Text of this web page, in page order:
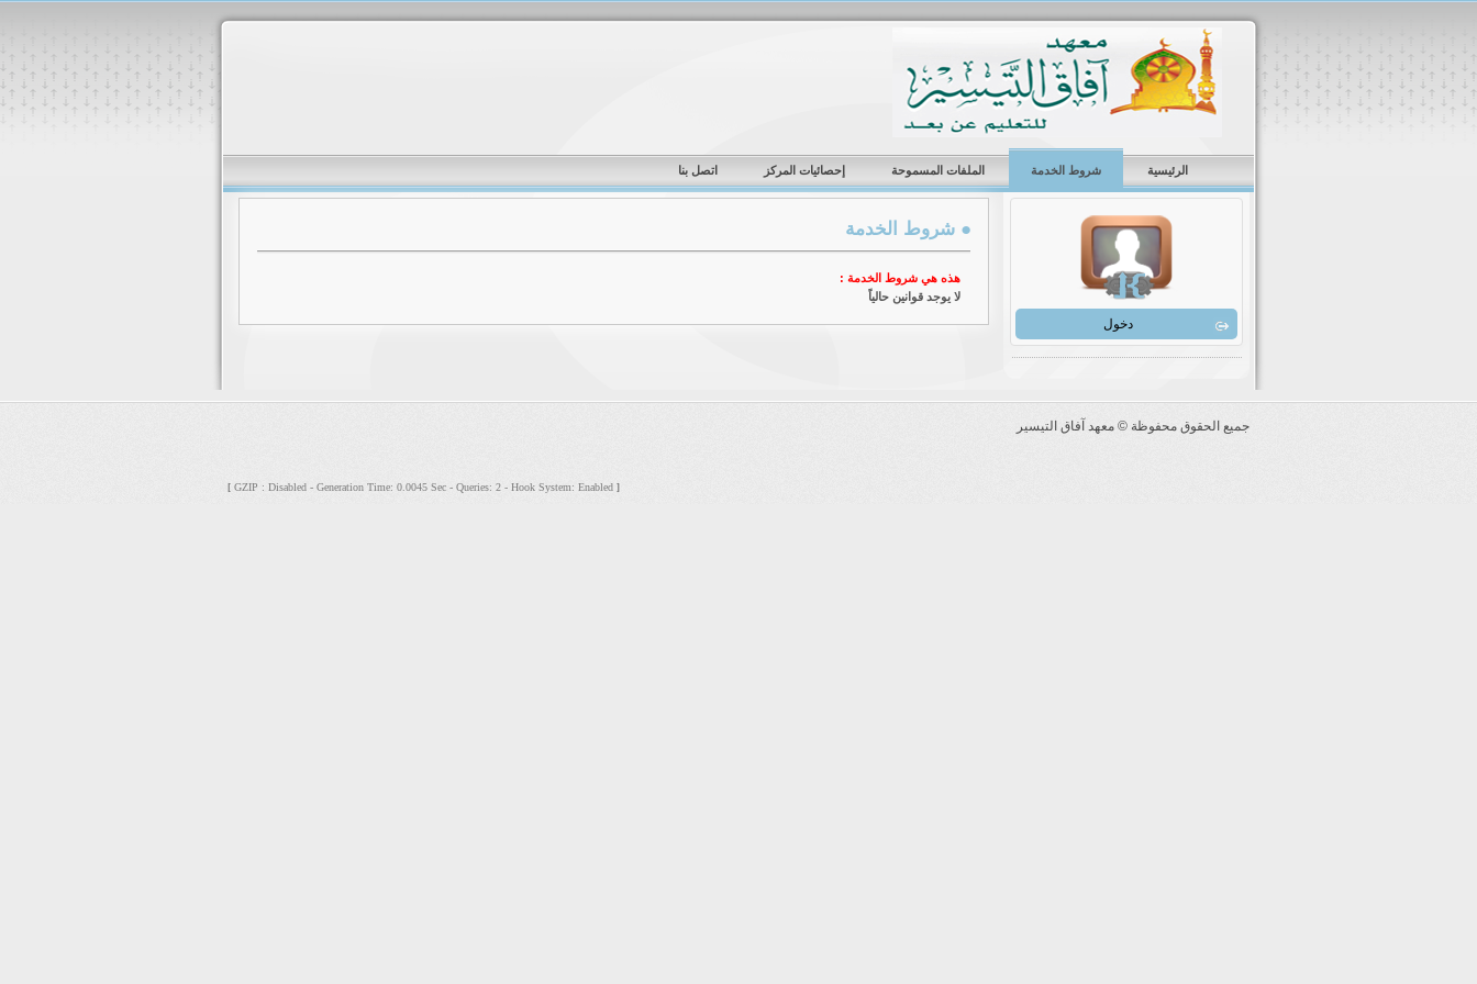
الرئيسية شروط الخدمة الملفات المسموحة إحصائيات المركز اتصل بنا
دخول
● شروط الخدمة
هذه هي شروط الخدمة :
لا يوجد قوانين حالياً
جميع الحقوق محفوظة © معهد آفاق التيسير
[ GZIP : Disabled - Generation Time: 0.0045 Sec - Queries: 2 - Hook System: Enabled ]